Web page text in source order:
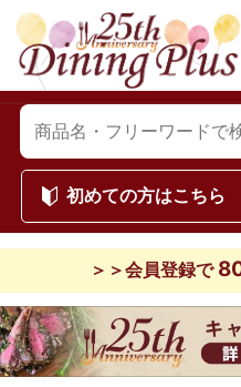
初めての方はこちら
＞＞会員登録で